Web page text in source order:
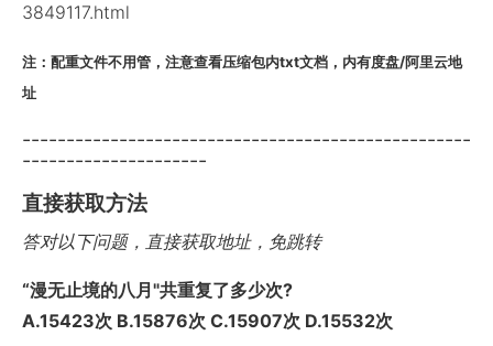
3849117.html
注：配重文件不用管，注意查看压缩包内txt文档，内有度盘/阿里云地
址
---------------------------------------------------
---------------------
直接获取方法
答对以下问题，直接获取地址，免跳转
“漫无止境的八月"共重复了多少次?
A.15423次 B.15876次 C.15907次 D.15532次